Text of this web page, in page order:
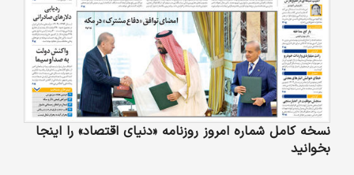
نسخه کامل شماره امروز روزنامه «دنیای‌ اقتصاد» را اینجا
بخوانید